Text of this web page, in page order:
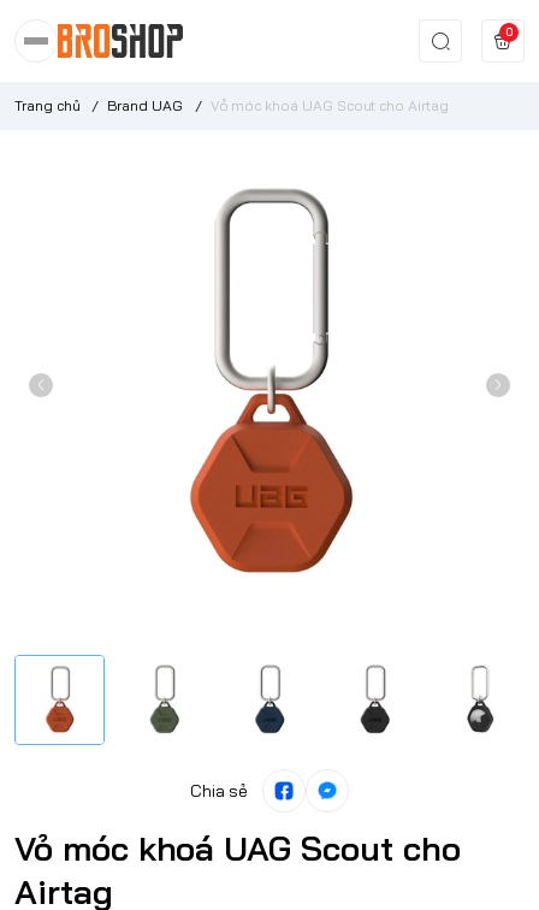
0
Trang chủ / Brand UAG / Vỏ móc khoá UAG Scout cho Airtag
Chia sẻ
Vỏ móc khoá UAG Scout cho
Airtag